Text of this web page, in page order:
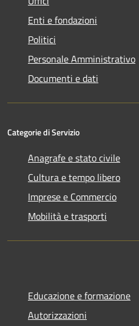
Enti e fondazioni
Politici
Personale Amministrativo
Documenti e dati
Categorie di Servizio
Anagrafe e stato civile
Cultura e tempo libero
Imprese e Commercio
Mobilità e trasporti
Educazione e formazione
Autorizzazioni